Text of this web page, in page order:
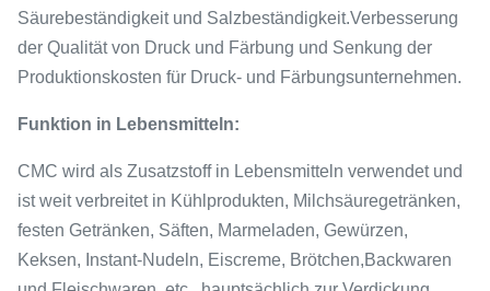
Säurebeständigkeit und Salzbeständigkeit.Verbesserung
der Qualität von Druck und Färbung und Senkung der
Produktionskosten für Druck- und Färbungsunternehmen.
Funktion in Lebensmitteln:
CMC wird als Zusatzstoff in Lebensmitteln verwendet und
ist weit verbreitet in Kühlprodukten, Milchsäuregetränken,
festen Getränken, Säften, Marmeladen, Gewürzen,
Keksen, Instant-Nudeln, Eiscreme, Brötchen,Backwaren